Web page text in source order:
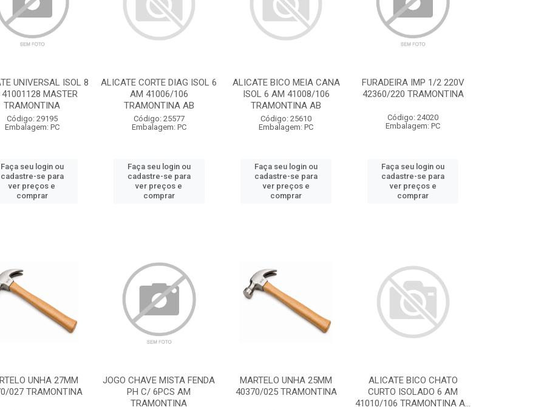
UNIVERSAL ISOL 8
MASTER
TRAMONTINA
Código: 29195
Embalagem: PC
Faça seu login ou
cadastre-se para
ver preços e
comprar
ALICATE CORTE DIAG ISOL 6
AM 41006/106
TRAMONTINA AB
Código: 25577
Embalagem: PC
Faça seu login ou
cadastre-se para
ver preços e
comprar
ALICATE BICO MEIA CANA
ISOL 6 AM 41008/106
TRAMONTINA AB
Código: 25610
Embalagem: PC
Faça seu login ou
cadastre-se para
ver preços e
comprar
FURADEIRA IMP 1/2 220V
42360/220 TRAMONTINA
Código: 24020
Embalagem: PC
Faça seu login ou
cadastre-se para
ver preços e
comprar
UNHA 27MM
027 TRAMONTINA
JOGO CHAVE MISTA FENDA
PH C/ 6PCS AM
TRAMONTINA
MARTELO UNHA 25MM
40370/025 TRAMONTINA
ALICATE BICO CHATO
CURTO ISOLADO 6 AM
41010/106 TRAMONTINA A...